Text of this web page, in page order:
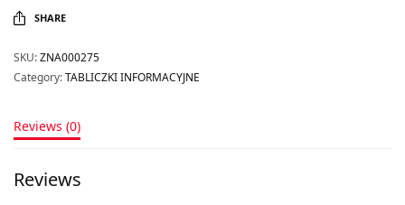
SHARE
SKU:ZNA000275
Category:TABLICZKI INFORMACYJNE
Reviews (0)
Reviews